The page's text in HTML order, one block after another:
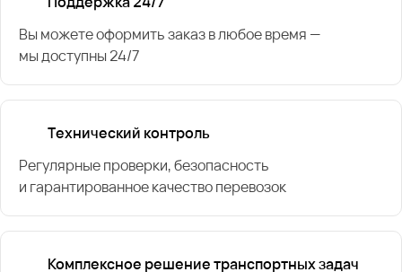
Вы можете оформить заказ в любое время —
мы доступны 24/7
Технический контроль
Регулярные проверки, безопасность
и гарантированное качество перевозок
Комплексное решение транспортных задач